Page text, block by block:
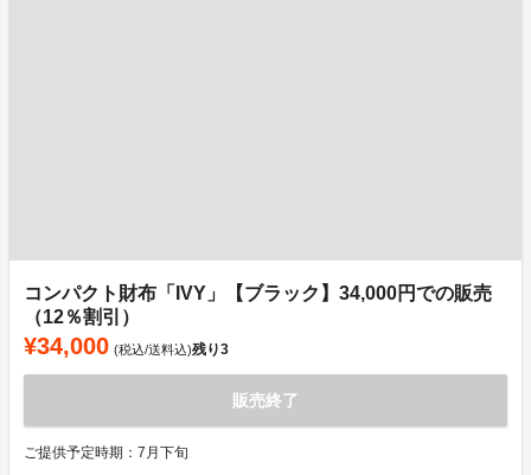
コンパクト財布「IVY」【ブラック】34,000円での販売
（12％割引）
¥34,000 (税込/送料込)残り3
販売終了
ご提供予定時期：7月下旬